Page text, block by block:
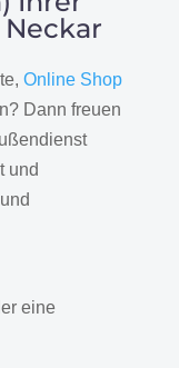
Online Shop
Dann freuen
und
eine